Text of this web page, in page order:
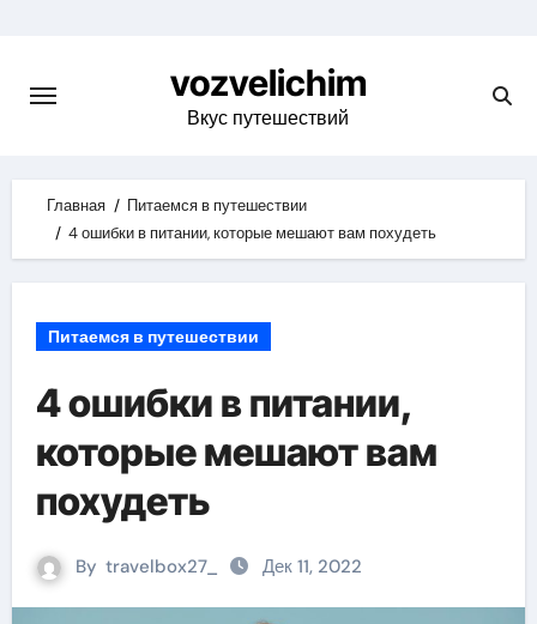
content
vozvelichim
Вкус путешествий
Главная
Питаемся в путешествии
4 ошибки в питании, которые мешают вам похудеть
Питаемся в путешествии
4 ошибки в питании,
которые мешают вам
похудеть
By travelbox27_ Дек 11, 2022